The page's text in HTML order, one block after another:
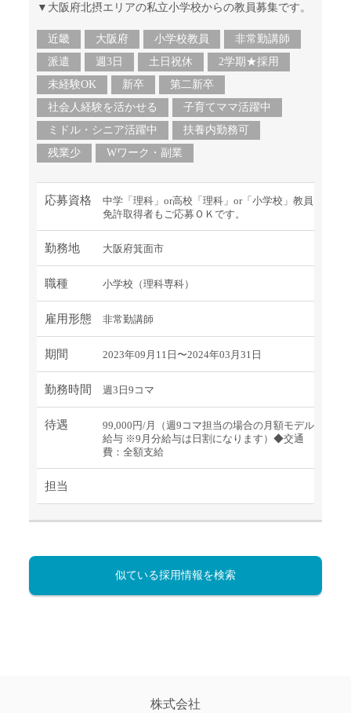
▼大阪府北摂エリアの私立小学校からの教員募集です。
近畿 大阪府 小学校教員
非常勤講師
派遣
週3日 土日祝休
2学期★採用
未経験OK
新卒
第二新卒
社会人経験を活かせる
子育てママ活躍中
ミドル・シニア活躍中
扶養内勤務可
残業少
Wワーク・副業
応募資格
中学「理科」or高校「理科」or「小学校」教員
免許取得者もご応募ＯＫです。
勤務地 大阪府箕面市
職種 小学校（理科専科）
雇用形態 非常勤講師
期間 2023年09月11日〜2024年03月31日
勤務時間 週3日9コマ
待遇
99,000円/月（週9コマ担当の場合の月額モデル
給与 ※9月分給与は日割になります）◆交通
費：全額支給
担当
似ている採用情報を検索
株式会社